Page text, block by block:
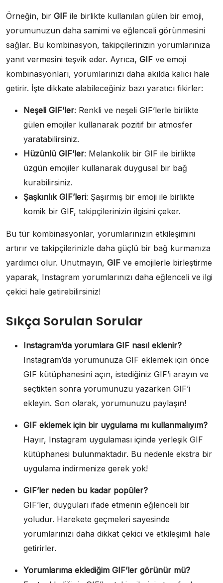
Örneğin, bir GIF ile birlikte kullanılan gülen bir emoji,
yorumunuzun daha samimi ve eğlenceli görünmesini
sağlar. Bu kombinasyon, takipçilerinizin yorumlarınıza
yanıt vermesini teşvik eder. Ayrıca, GIF ve emoji
kombinasyonları, yorumlarınızı daha akılda kalıcı hale
getirir. İşte dikkate alabileceğiniz bazı yaratıcı fikirler:
Neşeli GIF’ler: Renkli ve neşeli GIF’lerle birlikte
gülen emojiler kullanarak pozitif bir atmosfer
yaratabilirsiniz.
Hüzünlü GIF’ler: Melankolik bir GIF ile birlikte
üzgün emojiler kullanarak duygusal bir bağ
kurabilirsiniz.
Şaşkınlık GIF’leri: Şaşırmış bir emoji ile birlikte
komik bir GIF, takipçilerinizin ilgisini çeker.
Bu tür kombinasyonlar, yorumlarınızın etkileşimini
artırır ve takipçilerinizle daha güçlü bir bağ kurmanıza
yardımcı olur. Unutmayın, GIF ve emojilerle birleştirme
yaparak, Instagram yorumlarınızı daha eğlenceli ve ilgi
çekici hale getirebilirsiniz!
Sıkça Sorulan Sorular
Instagram’da yorumlara GIF nasıl eklenir?
Instagram’da yorumunuza GIF eklemek için önce
GIF kütüphanesini açın, istediğiniz GIF’i arayın ve
seçtikten sonra yorumunuzu yazarken GIF’i
ekleyin. Son olarak, yorumunuzu paylaşın!
GIF eklemek için bir uygulama mı kullanmalıyım?
Hayır, Instagram uygulaması içinde yerleşik GIF
kütüphanesi bulunmaktadır. Bu nedenle ekstra bir
uygulama indirmenize gerek yok!
GIF’ler neden bu kadar popüler?
GIF’ler, duyguları ifade etmenin eğlenceli bir
yoludur. Harekete geçmeleri sayesinde
yorumlarınızı daha dikkat çekici ve etkileşimli hale
getirirler.
Yorumlarıma eklediğim GIF’ler görünür mü?